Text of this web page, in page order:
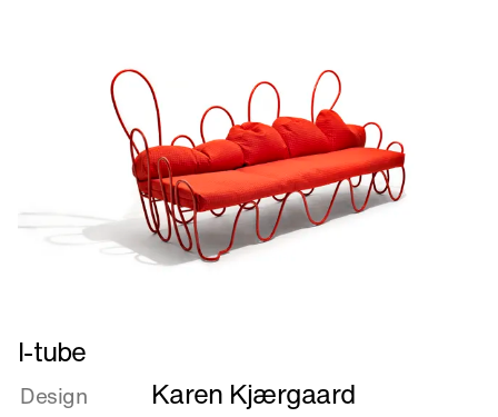
Læs
mere
om
I-tube
Design Karen Kjærgaard